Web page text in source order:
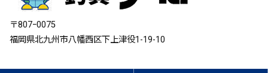
〒807ｰ0075
福岡県北九州市八幡西区下上津役1-19-10